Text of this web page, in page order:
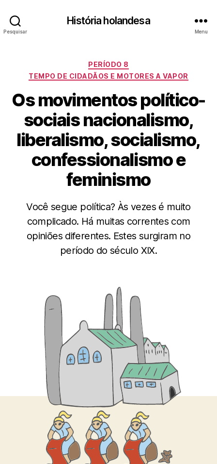
Pesquisar
História holandesa
Menu
Categorias
PERÍODO 8
TEMPO DE CIDADÃOS E MOTORES A VAPOR
Os movimentos político-
sociais nacionalismo,
liberalismo, socialismo,
confessionalismo e
feminismo
Você segue política? Às vezes é muito
complicado. Há muitas correntes com
opiniões diferentes. Estes surgiram no
período do século XIX.